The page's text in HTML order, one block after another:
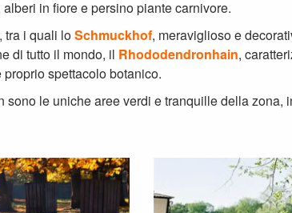
i cervi che vagano liberamente per
come da tradizione, dalle botti di legno.